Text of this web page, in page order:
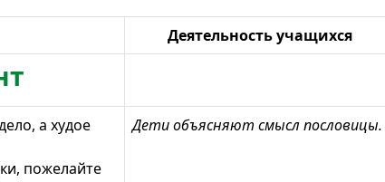
Деятельность учащихся
а худое
пожелайте
Дети объясняют смысл пословицы.